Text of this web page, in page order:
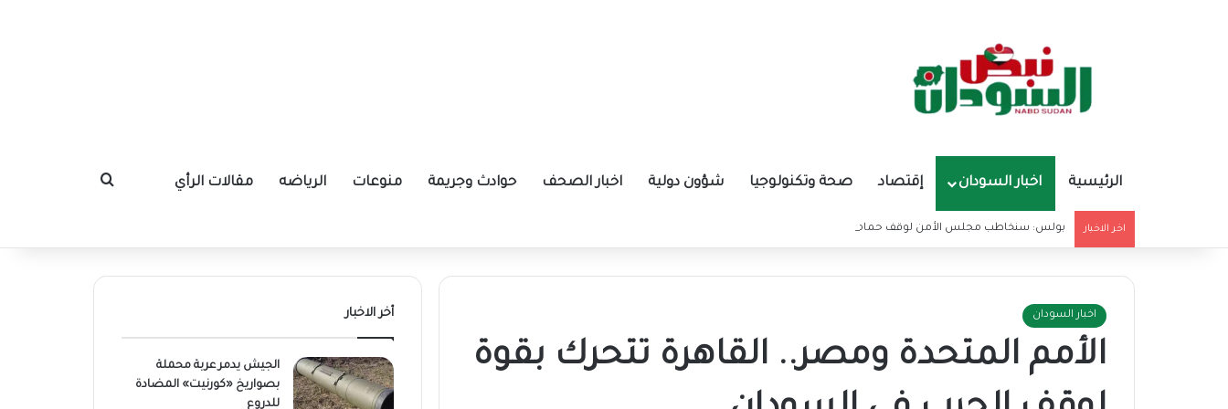
الرئيسية اخبار السودان إقتصاد صحة وتكنولوجيا شؤون دولية اخبار الصحف حوادث وجريمة منوعات الرياضه مقالات الرأي بحث عن
اخر الاخبار بولس: سنخاطب مجلس الأمن لوقف حمامات الدم في السودان
اخبار السودان
الأمم المتحدة ومصر.. القاهرة تتحرك بقوة
أخر الاخبار
الجيش يدمر عربة محملة
بصواريخ «كورنيت» المضادة
للدروع